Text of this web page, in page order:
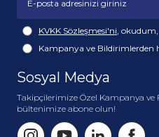
KVKK Sözleşmesi'ni ,
Kampanya ve Bildirimlerden
Sosyal Medya
Takipçilerimize Özel Kampanya ve
bültenimize abone olun!